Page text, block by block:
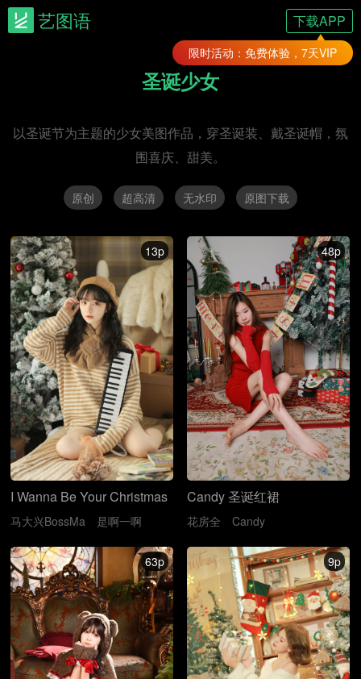
艺图语 下载APP
限时活动：免费体验，7天VIP
圣诞少女
以圣诞节为主题的少女美图作品，穿圣诞装、戴圣诞帽，氛
围喜庆、甜美。
原创 超高清 无水印 原图下载
13p
I Wanna Be Your Christmas
马大兴BossMa 是啊一啊
48p
Candy 圣诞红裙
花房全 Candy
9p
63p